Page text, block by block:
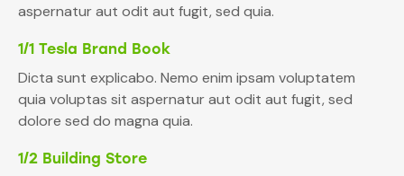
aspernatur aut odit aut fugit, sed quia.
1/1 Tesla Brand Book
Dicta sunt explicabo. Nemo enim ipsam voluptatem
quia voluptas sit aspernatur aut odit aut fugit, sed
dolore sed do magna quia.
1/2 Building Store